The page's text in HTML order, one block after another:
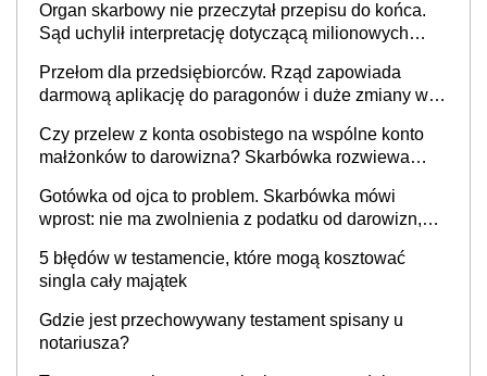
Organ skarbowy nie przeczytał przepisu do końca.
Sąd uchylił interpretację dotyczącą milionowych
Przełom dla przedsiębiorców. Rząd zapowiada
darmową aplikację do paragonów i duże zmiany w
Czy przelew z konta osobistego na wspólne konto
małżonków to darowizna? Skarbówka rozwiewa
Gotówka od ojca to problem. Skarbówka mówi
wprost: nie ma zwolnienia z podatku od darowizn,
obdarowanego
5 błędów w testamencie, które mogą kosztować
singla cały majątek
Gdzie jest przechowywany testament spisany u
notariusza?